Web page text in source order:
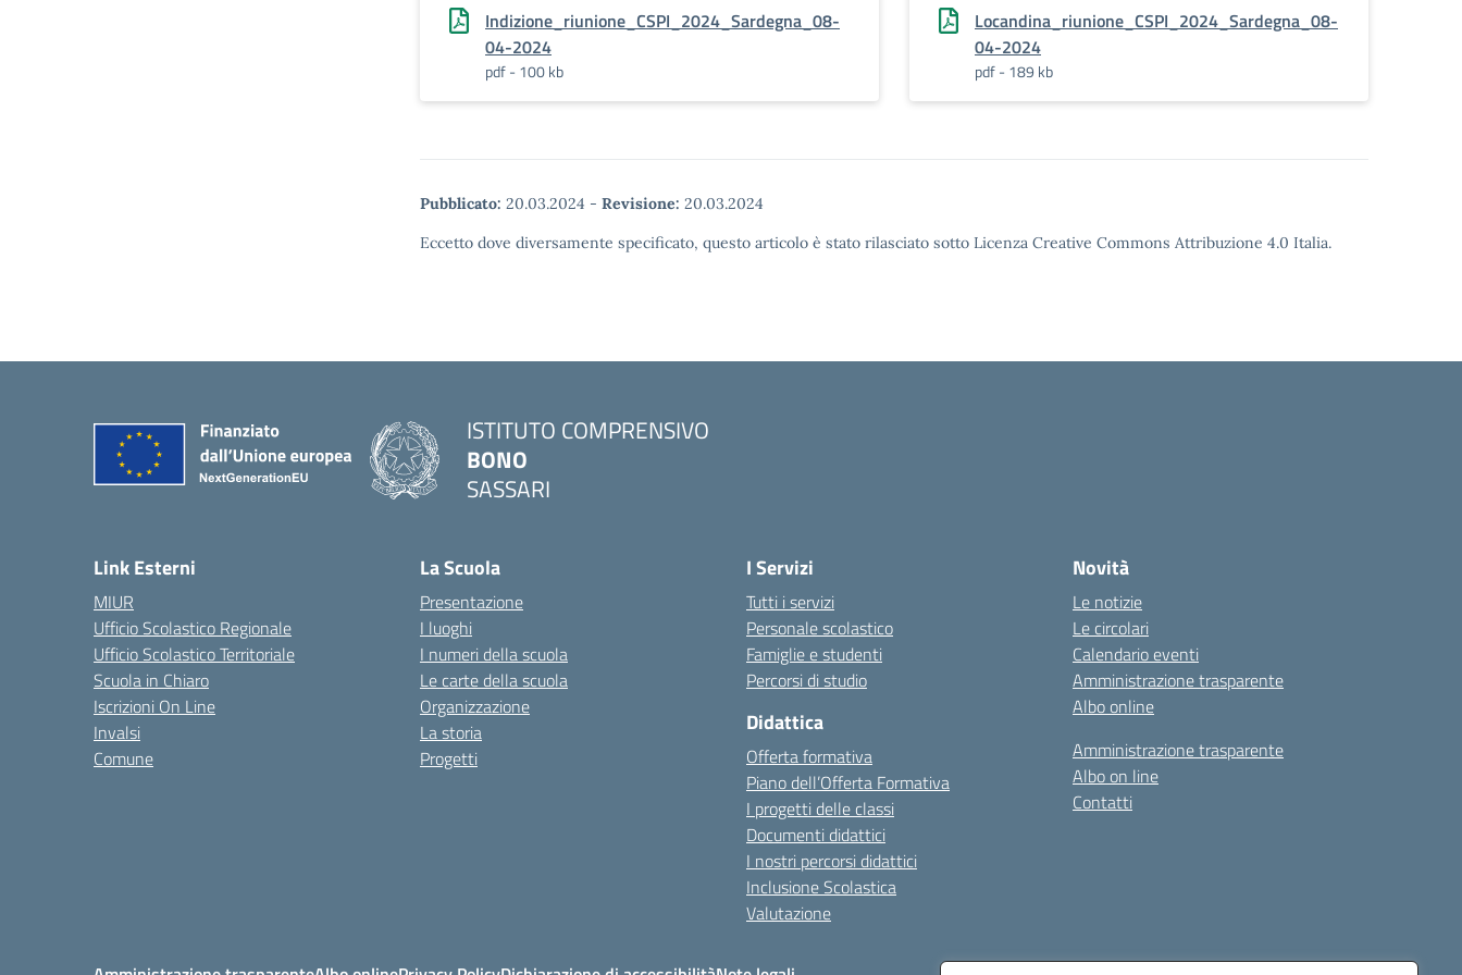
Indizione_riunione_CSPI_2024_Sardegna_08-
04-2024
pdf - 100 kb
Locandina_riunione_CSPI_2024_Sardegna_08-
04-2024
pdf - 189 kb
Pubblicato: 20.03.2024 - Revisione: 20.03.2024
Eccetto dove diversamente specificato, questo articolo è stato rilasciato sotto Licenza Creative Commons Attribuzione 4.0 Italia.
ISTITUTO COMPRENSIVO
BONO
SASSARI
Link Esterni
MIUR
Ufficio Scolastico Regionale
Ufficio Scolastico Territoriale
Scuola in Chiaro
Iscrizioni On Line
Invalsi
Comune
La Scuola
Presentazione
I luoghi
I numeri della scuola
Le carte della scuola
Organizzazione
La storia
Progetti
I Servizi
Tutti i servizi
Personale scolastico
Famiglie e studenti
Percorsi di studio
Didattica
Offerta formativa
Piano dell’Offerta Formativa
I progetti delle classi
Documenti didattici
I nostri percorsi didattici
Inclusione Scolastica
Valutazione
Novità
Le notizie
Le circolari
Calendario eventi
Amministrazione trasparente
Albo online
Amministrazione trasparente
Albo on line
Contatti